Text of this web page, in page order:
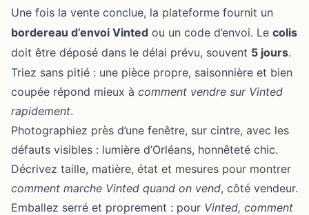
Une fois la vente conclue, la plateforme fournit un
bordereau d’envoi Vinted ou un code d’envoi. Le colis
doit être déposé dans le délai prévu, souvent 5 jours.
Triez sans pitié : une pièce propre, saisonnière et bien
coupée répond mieux à comment vendre sur Vinted
rapidement.
Photographiez près d’une fenêtre, sur cintre, avec les
défauts visibles : lumière d’Orléans, honnêteté chic.
Décrivez taille, matière, état et mesures pour montrer
comment marche Vinted quand on vend, côté vendeur.
Emballez serré et proprement : pour Vinted, comment